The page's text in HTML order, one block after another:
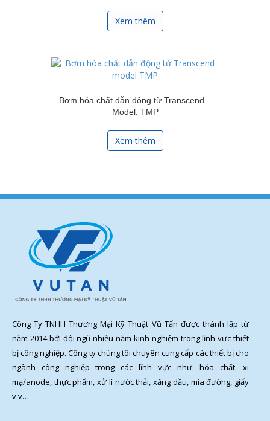
Xem thêm
Bơm hóa chất dẫn động từ Transcend –
Model: TMP
Xem thêm
Công Ty TNHH Thương Mại Kỹ Thuật Vũ Tấn được thành lập từ
năm 2014 bởi đội ngũ nhiều năm kinh nghiệm trong lĩnh vực thiết
bị công nghiệp. Công ty chúng tôi chuyên cung cấp các thiết bị cho
ngành công nghiệp trong các lĩnh vực như: hóa chất, xi
mạ/anode, thực phẩm, xử lí nước thải, xăng dầu, mía đường, giấy
v.v…